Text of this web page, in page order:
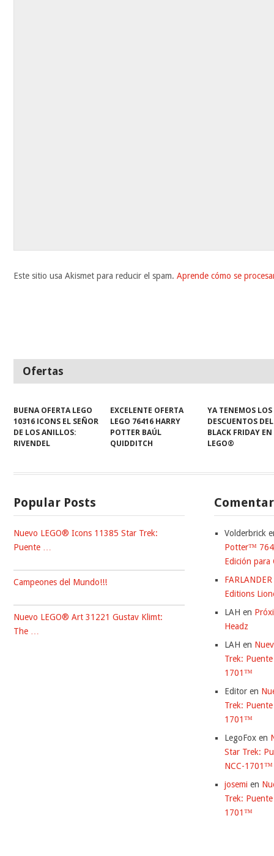
Este sitio usa Akismet para reducir el spam. Aprende cómo se
Ofertas
BUENA OFERTA LEGO
10316 ICONS EL SEÑOR
DE LOS ANILLOS:
RIVENDEL
EXCELENTE OFERTA
LEGO 76416 HARRY
POTTER BAÚL
QUIDDITCH
YA TENEMOS LOS
DESCUENTOS DEL
BLACK FRIDAY EN
LEGO®
Popular Posts
Nuevo LEGO® Icons 11385 Star Trek:
Puente …
Campeones del Mundo!!!
Nuevo LEGO® Art 31221 Gustav Klimt:
The …
Volderbrick
Potter™
Edición para
FARLANDER
Editions
LAH en
Headz
LAH en
Trek:
1701™
Editoren
Trek:
1701™
LegoFoxen
Star Trek:
NCC-1701™
josemi en
Trek:
1701™